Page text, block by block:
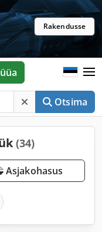
Rakendusse
Otsima
(34)
Asjakohasus